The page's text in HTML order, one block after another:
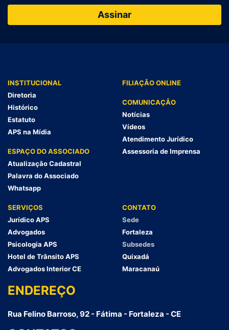
INSTITUCIONAL
Diretoria
Histórico
Estatuto
APS na Mídia
ESPAÇO DO ASSOCIADO
Atualização Cadastral
Palavra do Associado
Whatsapp
FILIAÇÃO ONLINE
COMUNICAÇÃO
Notícias
Vídeos
Atendimento Jurídico
Assessoria de Imprensa
SERVIÇOS
Jurídico APS
Advogados
Psicologia APS
Hotel de Trânsito APS
Advogados Interior CE
CONTATO
Sede
Fortaleza
Subsedes
Quixadá
Maracanaú
ENDEREÇO
Rua Felino Barroso, 92 - Fátima - Fortaleza - CE